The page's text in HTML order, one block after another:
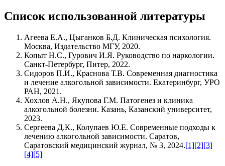
Список использованной литературы
Агеева Е.А., Цыганков Б.Д. Клиническая психология.
Москва, Издательство МГУ, 2020.
Копыт Н.С., Гурович И.Я. Руководство по наркологии.
Санкт-Петербург, Питер, 2022.
Сидоров П.И., Краснова Т.В. Современная диагностика
и лечение алкогольной зависимости. Екатеринбург, УРО
РАН, 2021.
Хохлов А.Н., Якупова Г.М. Патогенез и клиника
алкогольной болезни. Казань, Казанский университет,
2023.
Сергеева Д.К., Колупаев Ю.Е. Современные подходы к
лечению алкогольной зависимости. Саратов,
Саратовский медицинский журнал, № 3, 2024.[1][2][3]
[4][5]